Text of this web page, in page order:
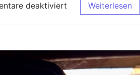
deaktiviert Weiterlesen